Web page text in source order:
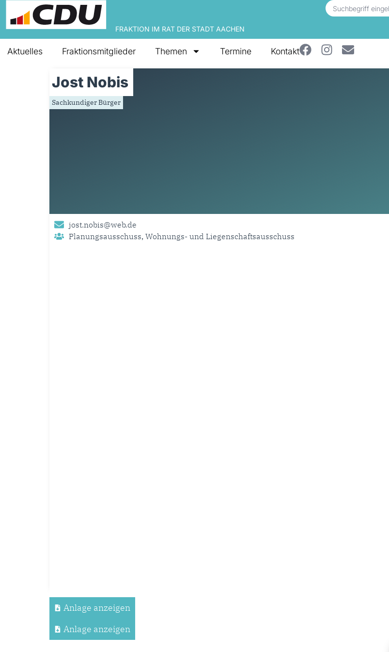
FRAKTION IM RAT DER STADT AACHEN
Aktuelles Fraktionsmitglieder Themen Termine Kontakt
Jost Nobis
Sachkundiger Bürger
jost.nobis@web.de
Planungsausschuss, Wohnungs- und Liegenschaftsausschuss
Anlage anzeigen
Anlage anzeigen